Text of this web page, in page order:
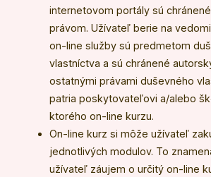
internetovom portály sú
právom. Užívateľ berie na
on-line služby sú predmetom
vlastníctva a sú chránené
ostatnými právami duševného
patria poskytovateľovi a/alebo
ktorého on-line kurzu.
On-line kurz si môže užívateľ
jednotlivých modulov. To
užívateľ záujem o určitý on-line